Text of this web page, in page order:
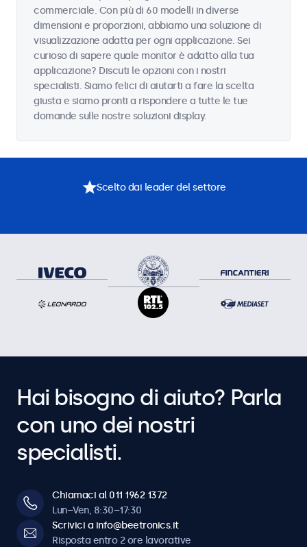
commerciale. Con più di 60 modelli in diverse
dimensioni e proporzioni, abbiamo una soluzione di
visualizzazione adatta per ogni applicazione. Sei
curioso di sapere quale monitor è adatto alla tua
applicazione? Discuti le opzioni con i nostri
specialisti. Siamo felici di aiutarti a fare la scelta
giusta e siamo pronti a rispondere a tutte le tue
domande sulle nostre soluzioni display.
Scelto dai leader del settore
Hai bisogno di aiuto? Parla
con uno dei nostri
specialisti.
Chiamaci al 011 1962 1372
Lun–Ven, 8:30–17:30
Scrivici a info@beetronics.it
Risposta entro 2 ore lavorative